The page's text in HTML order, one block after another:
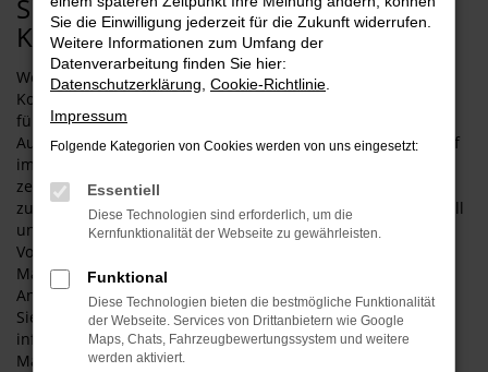
Sie schnell den passenden Škoda
Karoq für Magdeburg
Wenn Sie einen Škoda Karoq zu Top-Preisen und Top-
Konditionen kaufen oder mieten möchten, sind Sie bei uns
für Magdeburg an der richtigen Stelle. Die ASM
Autovermietung punktet mit 26 Jahren Erfahrung und ist tief
im Harz und der Umgebung verwurzelt. Nicht nur das
zeichnet ASM Autoservice Meißner für Magdeburg aus,
zusätzlich gibt es eine große Auswahl anŠkoda
Modellen. All
unsere Škoda Karoq für Magdeburg glänzen mit einer
Vollausstattung. Sie werden staunen, wie schnell es von
Magdeburg zu uns und zu unseren überaus günstigen
Angeboten an Fahrzeugen von Škoda Karoq geht. Kommen
Sie gerne bei ASM Autoservice Meißner vorbei und
informieren Sie sich über die passende Škoda Karoq für
Magdeburg. Wir beraten Sie gerne!
Sie die Einwilligung jederzeit für die Zukunft widerrufen.
Weitere Informationen zum Umfang der
Datenverarbeitung finden Sie hier:
Datenschutzerklärung Cookie-Richtlinie
Impressum
Folgende Kategorien von Cookies werden von uns eingesetzt:
Essentiell
Diese Technologien sind erforderlich, um die
Kernfunktionalität der Webseite zu gewährleisten.
Funktional
Diese Technologien bieten die bestmögliche Funktionalität
der Webseite. Services von Drittanbietern wie Google
Maps, Chats, Fahrzeugbewertungssystem und weitere
werden aktiviert.